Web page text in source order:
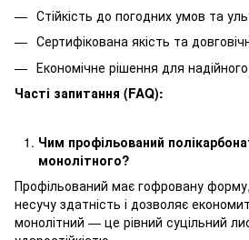
Стійкість до погодних умов та
Сертифікована якість та
Економічне рішення для
Часті запитання (FAQ):
Чим профільований
монолітного?
Профільований має гофровану
несучу здатність і дозволяє
монолітний — це рівний суцільний